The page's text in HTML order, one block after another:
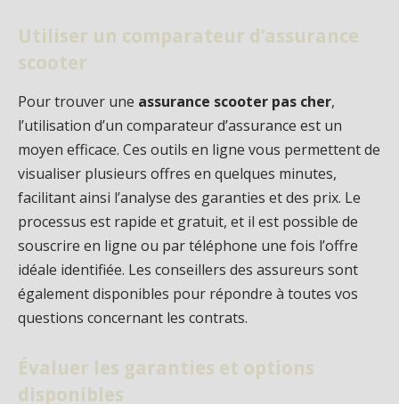
Utiliser un comparateur d’assurance
scooter
Pour trouver une assurance scooter pas cher,
l’utilisation d’un comparateur d’assurance est un
moyen efficace. Ces outils en ligne vous permettent de
visualiser plusieurs offres en quelques minutes,
facilitant ainsi l’analyse des garanties et des prix. Le
processus est rapide et gratuit, et il est possible de
souscrire en ligne ou par téléphone une fois l’offre
idéale identifiée. Les conseillers des assureurs sont
également disponibles pour répondre à toutes vos
questions concernant les contrats.
Évaluer les garanties et options
disponibles